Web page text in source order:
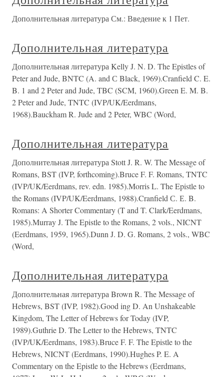
Дополнительная литература См.: Введение к 1 Пет.
Дополнительная литература
Дополнительная литература Kelly J. N. D. The Epistles of
Peter and Jude, BNTC (A. and С Black, 1969).Cranfield C. E.
B. 1 and 2 Peter and Jude, TBC (SCM, 1960).Green E. M. B.
2 Peter and Jude, TNTC (IVP/UK/Eerdmans,
1968).Bauckham R. Jude and 2 Peter, WBC (Word,
Дополнительная литература
Дополнительная литература Stott J. R. W. The Message of
Romans, BST (IVP, forthcoming).Bruce F. F. Romans, TNTC
(IVP/UK/Eerdmans, rev. edn. 1985).Morris L. The Epistle to
the Romans (IVP/UK/Eerdmans, 1988).Cranfield С. Е. B.
Romans: A Shorter Commentary (T and T. Clark/Eerdmans,
1985).Murray J. The Epistle to the Romans, 2 vols., NICNT
(Eerdmans, 1959, 1965).Dunn J. D. G. Romans, 2 vols., WBC
(Word,
Дополнительная литература
Дополнительная литература Brown R. The Message of
Hebrews, BST (IVP, 1982).Good ing D. An Unshakeable
Kingdom, The Letter of Hebrews for Today (IVP,
1989).Guthrie D. The Letter to the Hebrews, TNTC
(IVP/UK/Eerdmans, 1983).Bruce F. F. The Epistle to the
Hebrews, NICNT (Eerdmans, 1990).Hughes P. E. A
Commentary on the Epistle to the Hebrews (Eerdmans,